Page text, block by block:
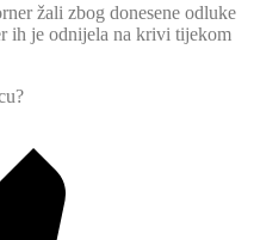
žali zbog donesene odluke
ih je odnijela na krivi tijekom